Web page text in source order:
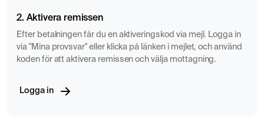
Utöver ovan bör du även överväga:
Informera om din menstruationscykel:Ha koll på
om möjligt, berätta om din cykels regelbundenhet.
2. Aktivera remissen
Efter betalningen får du en aktiveringskod via mejl. Logga in
via "Mina provsvar" eller klicka på länken i mejlet, och använd
koden för att aktivera remissen och välja mottagning.
Logga in